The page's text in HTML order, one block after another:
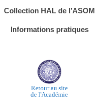
Collection HAL de l’ASOM
Informations pratiques
Retour au site
de l'Académie